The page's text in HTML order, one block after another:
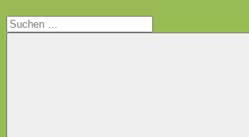
Suchen
nach: